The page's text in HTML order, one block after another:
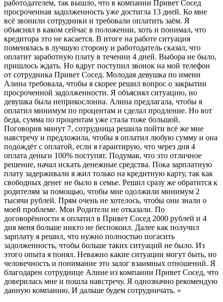
работодателем, так вышло, что в компании Привет Сосед
просроченная задолженность уже достигла 13 дней. Ко мне
всё звонили сотрудники и требовали оплатить заём. Я
объяснял в каком сейчас в положении, хоть и понимал, что
кредитора это не касается. В итоге на работе ситуация
поменялась в лучшую сторону и работодатель сказал, что
оплатит заработную плату в течении 4 дней. Выбора не было,
пришлось ждать. Но вдруг поступил звонок на мой телефон
от сотрудника Привет Сосед. Молодая девушка по имени
Алина требовала, чтобы я скорее решил вопрос о закрытии
просроченной задолженности. Я объяснял ситуацию, но
девушка была неприкослонна. Алина предлагала, чтобы я
оплатил минимум по процентам и сделал продление. Но вот
беда, сумма по процентам уже стала тоже большой.
Поговорив минут 7, сотрудница решила пойти всё же мне
навстречу и предложила, чтобы я оплатил любую сумму и она
подождёт с оплатой, если я гарантирую, что через дня 4
оплата деньги 100% поступят. Подумав, что это отличное
решение, начал искать денежные средства. Пока зарплатную
плату задерживали я жил только на кредитную карту, так как
свободных денег не было в семье. Решил сразу же обратится к
родителям за помощью, чтобы мне одолжили минимум 2
тысячи рублей. Прям очень не хотелось, чтобы они знали о
моей проблеме. Мои Родители не отказали. По
договорённости я оплатил в Привет Сосед 2000 рублей и 4
дня меня больше никто не беспокоил. Далее как получил
зарплату я решил, что нужно полностью погасить
задолженность, чтобы больше таких ситуаций не было. Из
этого опыта я понял. Неважно какие ситуации могут быть, но
человечность и понимание это залог взаимных отношений. Я
благодарен сотруднице Алине из компании Привет Сосед, что
доверилась мне и пошла навстречу. Я однозначно рекомендую
данную компанию. И дальше будем сотрудничать. «